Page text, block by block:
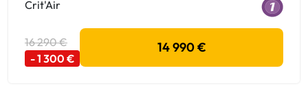
Crit'Air
16 290 €
- 1 300 €
14 990 €